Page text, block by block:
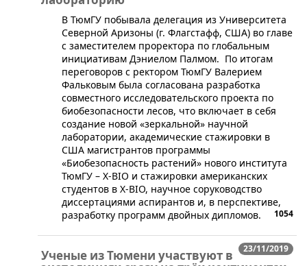
​В ТюмГУ побывала делегация из Университета
Северной Аризоны (г. Флагстафф, США) во главе
с заместителем проректора по глобальным
инициативам Дэниелом Палмом. По итогам
переговоров с ректором ТюмГУ Валерием
Фальковым была согласована разработка
совместного исследовательского проекта по
биобезопасности лесов, что включает в себя
создание новой «зеркальной» научной
лаборатории, академические стажировки в
США магистрантов программы
«Биобезопасность растений» нового института
ТюмГУ – X-BIO и стажировки американских
студентов в X-BIO, научное соруководство
диссертациями аспирантов и, в перспективе,
разработку программ двойных дипломов.
1054
23/11/2019
Ученые из Тюмени участвуют в